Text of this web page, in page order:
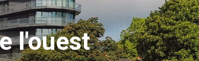
l'ouest